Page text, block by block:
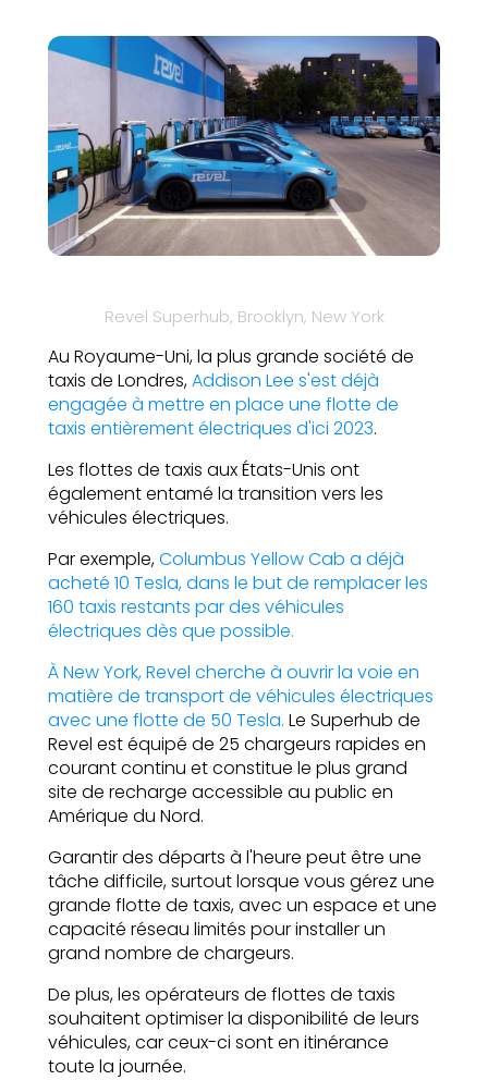
Revel Superhub, Brooklyn, New York
Au Royaume-Uni, la plus grande société de
taxis de Londres,Addison Lee s'est déjà
engagée à mettre en place une flotte de
taxis entièrement électriques d'ici 2023.
Les flottes de taxis aux États-Unis ont
également entamé la transition vers les
véhicules électriques.
Par exemple,Columbus Yellow Cab a déjà
acheté 10 Tesla, dans le but de remplacer les
160 taxis restants par des véhicules
électriques dès que possible.
À New York, Revel cherche à ouvrir la voie en
matière de transport de véhicules électriques
avec une flotte de 50 Tesla. Le Superhub de
Revel est équipé de 25 chargeurs rapides en
courant continu et constitue le plus grand
site de recharge accessible au public en
Amérique du Nord.
Garantir des départs à l'heure peut être une
tâche difficile, surtout lorsque vous gérez une
grande flotte de taxis, avec un espace et une
capacité réseau limités pour installer un
grand nombre de chargeurs.
De plus, les opérateurs de flottes de taxis
souhaitent optimiser la disponibilité de leurs
véhicules, car ceux-ci sont en itinérance
toute la journée.